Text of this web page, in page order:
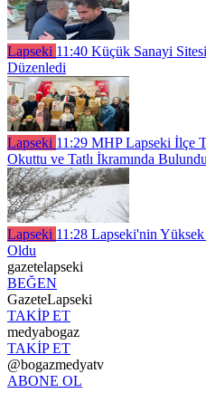
Lapseki 11:40 Küçük Sanayi
Düzenledi
Lapseki 11:29 MHP Lapseki İlçe
Okuttu ve Tatlı İkramında Bulundu
Lapseki 11:28 Lapseki'nin Yüksek
Oldu
gazetelapseki
BEĞEN
GazeteLapseki
TAKİP ET
medyabogaz
TAKİP ET
@bogazmedyatv
ABONE OL